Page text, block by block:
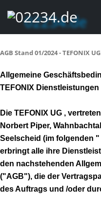
AGB Stand 01/2024 - TEFONIX
Allgemeine
TEFONIX Dienstleistungen
Die TEFONIX UG ,
Norbert Piper,
Seelscheid (im folgenden
erbringt alle ihre
den nachstehenden
("AGB"), die der
des Auftrags und /oder